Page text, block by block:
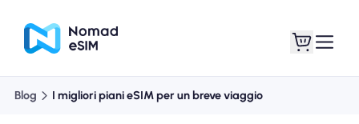
Blog I migliori piani eSIM per un breve viaggio